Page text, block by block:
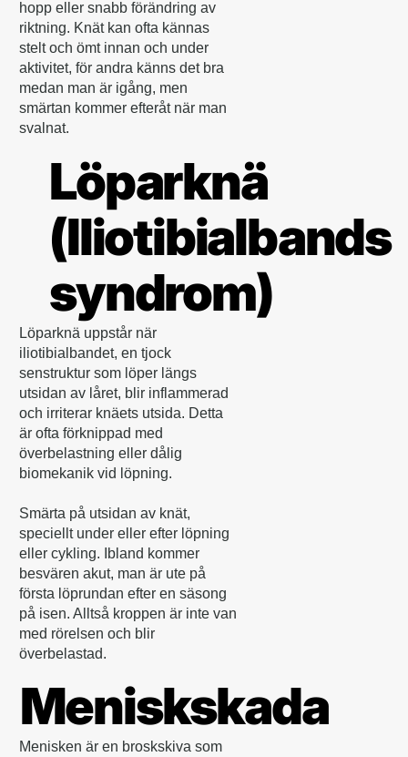
hopp eller snabb förändring av
riktning. Knät kan ofta kännas
stelt och ömt innan och under
aktivitet, för andra känns det bra
medan man är igång, men
smärtan kommer efteråt när man
svalnat.
Löparknä
(Iliotibialbands
syndrom)
Löparknä uppstår när
iliotibialbandet, en tjock
senstruktur som löper längs
utsidan av låret, blir inflammerad
och irriterar knäets utsida. Detta
är ofta förknippad med
överbelastning eller dålig
biomekanik vid löpning.
Smärta på utsidan av knät,
speciellt under eller efter löpning
eller cykling. Ibland kommer
besvären akut, man är ute på
första löprundan efter en säsong
på isen. Alltså kroppen är inte van
med rörelsen och blir
överbelastad.
Meniskskada
Menisken är en broskskiva som